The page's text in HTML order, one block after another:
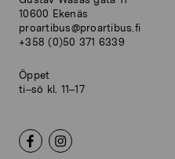
10600 Ekenäs
proartibus@proartibus.fi
+358 (0)50 371 6339
Öppet
ti–sö kl. 11–17